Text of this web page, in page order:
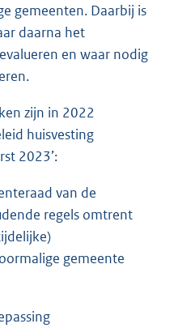
gemeenten. Daarbij is
daarna het
en waar nodig
zijn in 2022
huisvesting
2023’:
van de
regels omtrent
gemeente